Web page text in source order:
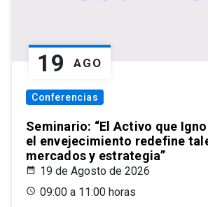
19 AGO
Conferencias
Seminario: “El Activo que
el envejecimiento redefine
mercados y estrategia”
19 de Agosto de 2026
09:00 a 11:00 horas